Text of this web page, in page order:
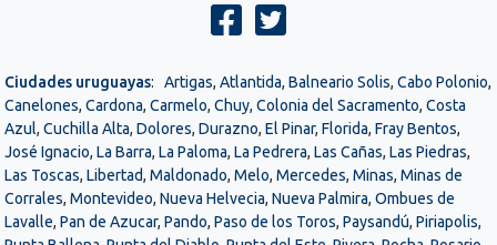
Ciudades uruguayas: Artigas, Atlantida, Balneario Solis, Cabo Polonio,
Canelones, Cardona, Carmelo, Chuy, Colonia del Sacramento, Costa
Azul, Cuchilla Alta, Dolores, Durazno, El Pinar, Florida, Fray Bentos,
José Ignacio, La Barra, La Paloma, La Pedrera, Las Cañas, Las Piedras,
Las Toscas, Libertad, Maldonado, Melo, Mercedes, Minas, Minas de
Corrales, Montevideo, Nueva Helvecia, Nueva Palmira, Ombues de
Lavalle, Pan de Azucar, Pando, Paso de los Toros, Paysandú, Piriapolis,